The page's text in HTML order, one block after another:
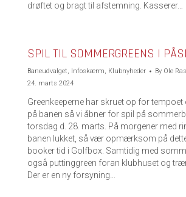
drøftet og bragt til afstemning. Kasserer…
SPIL TIL SOMMERGREENS I
Baneudvalget, Infoskærm, Klubnyheder By Ole
24. marts 2024
Greenkeeperne har skruet op for
på banen så vi åbner for spil på
torsdag d. 28. marts. På morgener med
banen lukket, så vær opmærksom på
booker tid i Golfbox. Samtidig med
også puttinggreen foran klubhuset og
Der er en ny forsyning…